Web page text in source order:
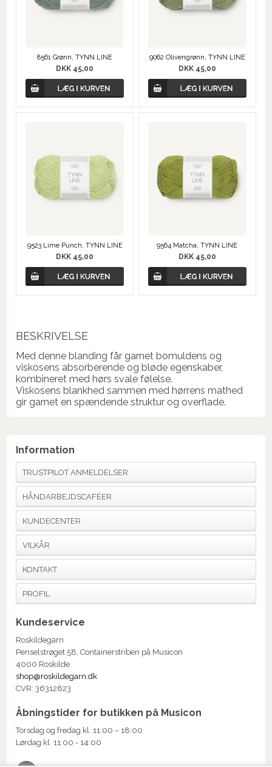
8561 Grønn, TYNN LINE
DKK 45,00
9062 Olivengrønn, TYNN LINE
DKK 45,00
9523 Lime Punch, TYNN LINE
DKK 45,00
9564 Matcha, TYNN LINE
DKK 45,00
BESKRIVELSE
Med denne blanding får garnet bomuldens og
viskosens absorberende og bløde egenskaber,
kombineret med hørs svale følelse.
Viskosens blankhed sammen med hørrens mathed
gir garnet en spændende struktur og overflade.
Information
TRUSTPILOT ANMELDELSER
HÅNDARBEJDSCAFÉER
KUNDECENTER
VILKÅR
KONTAKT
PROFIL
Kundeservice
Roskildegarn
Penselstrøget 58, Containerstriben på Musicon
4000 Roskilde
shop@roskildegarn.dk
CVR: 36312823
Åbningstider for butikken på Musicon
Torsdag og fredag kl. 11:00 – 18:00
Lørdag kl. 11:00 - 14:00